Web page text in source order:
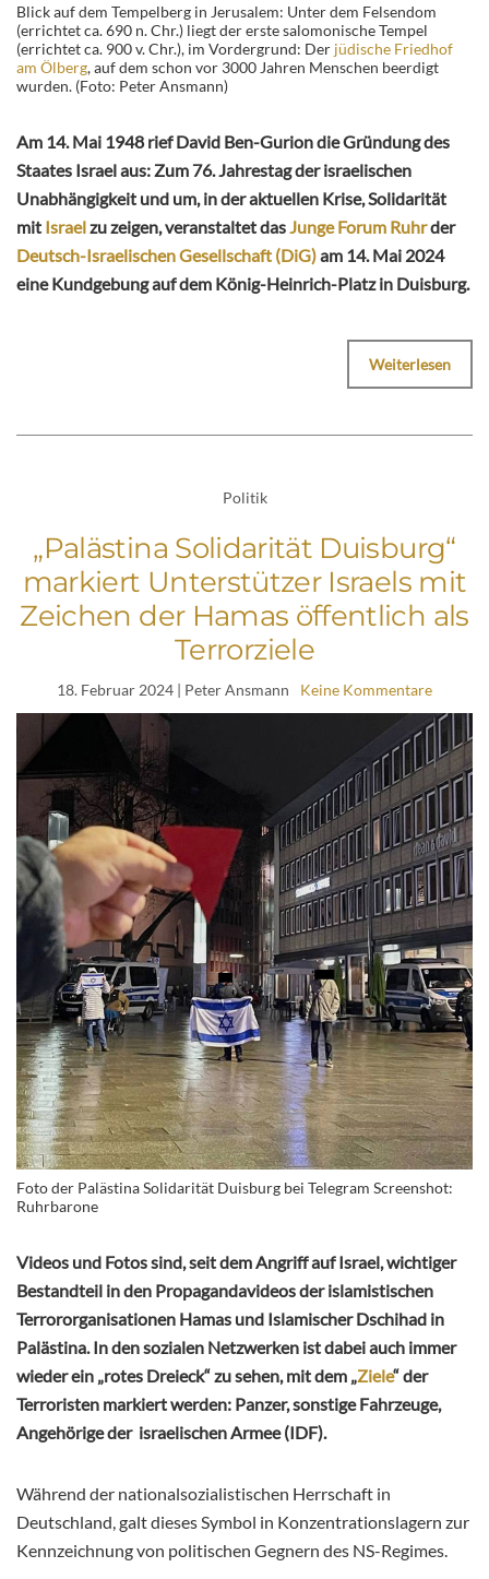
Blick auf dem Tempelberg in Jerusalem: Unter dem Felsendom
(errichtet ca. 690 n. Chr.) liegt der erste salomonische Tempel
(errichtet ca. 900 v. Chr.), im Vordergrund: Der jüdische Friedhof
am Ölberg, auf dem schon vor 3000 Jahren Menschen beerdigt
wurden. (Foto: Peter Ansmann)
Am 14. Mai 1948 rief David Ben-Gurion die Gründung des
Staates Israel aus: Zum 76. Jahrestag der israelischen
Unabhängigkeit und um, in der aktuellen Krise, Solidarität
mit Israelzu zeigen, veranstaltet das Junge Forum Ruhrder
Deutsch-Israelischen Gesellschaft (DiG)am 14. Mai 2024
eine Kundgebung auf dem König-Heinrich-Platz in Duisburg.
Weiterlesen
Politik
„Palästina Solidarität Duisburg“
markiert Unterstützer Israels mit
Zeichen der Hamas öffentlich als
Terrorziele
18. Februar 2024 | Peter Ansmann Keine Kommentare
Foto der Palästina Solidarität Duisburg bei Telegram Screenshot:
Ruhrbarone
Videos und Fotos sind, seit dem Angriff auf Israel, wichtiger
Bestandteil in den Propagandavideos der islamistischen
Terrororganisationen Hamas und Islamischer Dschihad in
Palästina. In den sozialen Netzwerken ist dabei auch immer
wieder ein „rotes Dreieck“ zu sehen, mit dem „Ziele“ der
Terroristen markiert werden: Panzer, sonstige Fahrzeuge,
Angehörige der israelischen Armee (IDF).
Während der nationalsozialistischen Herrschaft in
Deutschland, galt dieses Symbol in Konzentrationslagern zur
Kennzeichnung von politischen Gegnern des NS-Regimes.